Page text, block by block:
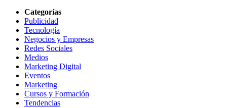
Categorías
Publicidad
Tecnología
Negocios y Empresas
Redes Sociales
Medios
Marketing Digital
Eventos
Marketing
Cursos y Formación
Tendencias